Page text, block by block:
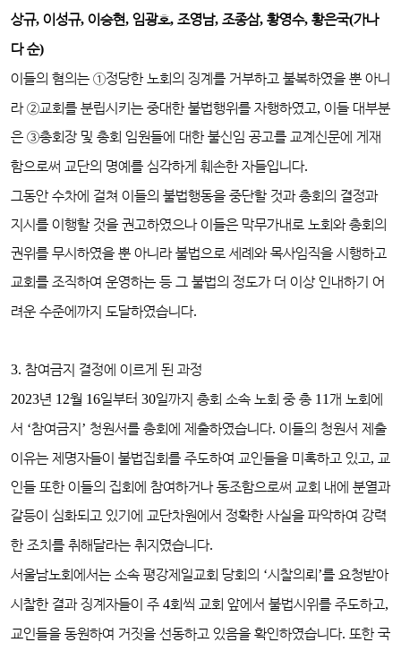
상규, 이성규, 이승현, 임광호, 조영남, 조종삼, 황영수, 황은국(가나
다 순)
이들의 혐의는 ①정당한 노회의 징계를 거부하고 불복하였을 뿐 아니
라②교회를 분립시키는 중대한 불법행위를 자행하였고, 이들 대부분
은 ③총회장 및 총회 임원들에 대한 불신임 공고를 교계신문에 게재
함으로써 교단의 명예를 심각하게 훼손한 자들입니다.
그동안 수차에 걸쳐 이들의 불법행동을 중단할 것과 총회의 결정과
지시를 이행할 것을 권고하였으나 이들은 막무가내로 노회와 총회의
권위를 무시하였을 뿐 아니라 불법으로 세례와 목사임직을 시행하고
교회를 조직하여 운영하는 등 그 불법의 정도가 더 이상 인내하기 어
려운 수준에까지 도달하였습니다.
3. 참여금지 결정에 이르게 된 과정
2023년 12월 16일부터 30일까지 총회 소속 노회 중 총 11 개 노회에
서 ‘참여금지 ’ 청원서를 총회에 제출하였습니다. 이들의 청원서 제출
이유는 제명자들이 불법집회를 주도하여 교인들을 미혹하고 있고, 교
인들 또한 이들의 집회에 참여하거나 동조함으로써 교회 내에 분열과
갈등이 심화되고 있기에 교단차원에서 정확한 사실을 파악하여 강력
한 조치를 취해달라는 취지였습니다.
서울남노회에서는 소속 평강제일교회 당회의 ‘시찰의뢰 ’를 요청받아
시찰한 결과 징계자들이 주 4회씩 교회 앞에서 불법시위를 주도하고,
교인들을 동원하여 거짓을 선동하고 있음을 확인하였습니다. 또한 국